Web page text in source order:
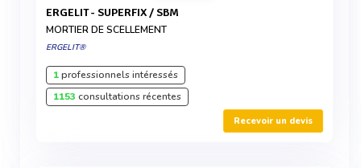
ERGELIT - SUPERFIX / SBM
MORTIER DE SCELLEMENT
ERGELIT®
1professionnels intéressés
1153 consultations récentes
Recevoir un devis